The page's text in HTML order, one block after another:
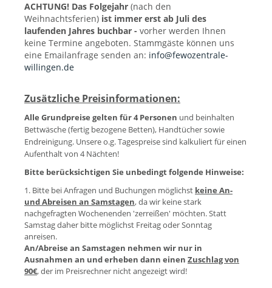
ACHTUNG! Das Folgejahr (nach den
Weihnachtsferien) ist immer erst ab Juli des
laufenden Jahres buchbar - vorher werden Ihnen
keine Termine angeboten. Stammgäste können uns
eine Emailanfrage senden an: info@fewozentrale-
willingen.de
Zusätzliche Preisinformationen:
Alle Grundpreise gelten für 4 Personen und beinhalten
Bettwäsche (fertig bezogene Betten), Handtücher sowie
Endreinigung. Unsere o.g. Tagespreise sind kalkuliert für einen
Aufenthalt von 4 Nächten!
Bitte berücksichtigen Sie unbedingt folgende Hinweise:
1. Bitte bei Anfragen und Buchungen möglichst keine An-
und Abreisen an Samstagen, da wir keine stark
nachgefragten Wochenenden 'zerreißen' möchten. Statt
Samstag daher bitte möglichst Freitag oder Sonntag
anreisen.
An/Abreise an Samstagen nehmen wir nur in
Ausnahmen an und erheben dann einen Zuschlag von
90€, der im Preisrechner nicht angezeigt wird!